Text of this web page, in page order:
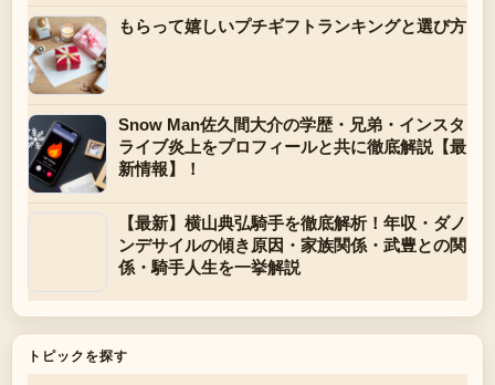
もらって嬉しいプチギフトランキングと選び方
Snow Man佐久間大介の学歴・兄弟・インスタ
ライブ炎上をプロフィールと共に徹底解説【最
新情報】！
【最新】横山典弘騎手を徹底解析！年収・ダノ
ンデサイルの傾き原因・家族関係・武豊との関
係・騎手人生を一挙解説
トピックを探す